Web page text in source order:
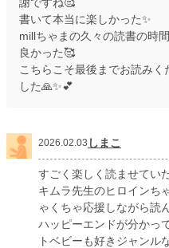
書いて本当に楽しかった✨
millちゃまの久々の読書の時
良かった🥰
こちらこそ最後までお読みく
した🙏✨💕
2026.02.03 しまこ
すごく楽しく読ませてい
キムラ先生のヒロインち
ゃくちゃ応援しながら読
ハッピーエンドが分かっ
トベビーも好きジャンル